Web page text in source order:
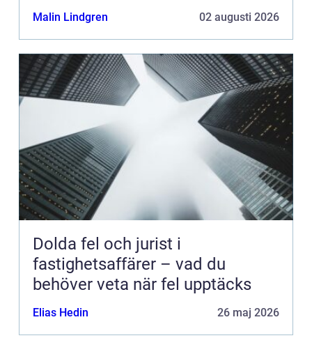
Malin Lindgren 02 augusti 2026
Dolda fel och jurist i
fastighetsaffärer – vad du
behöver veta när fel upptäcks
Elias Hedin 26 maj 2026